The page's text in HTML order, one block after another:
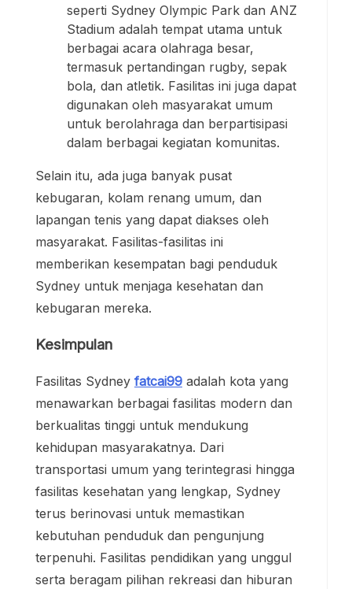
seperti Sydney Olympic Park dan ANZ
Stadium adalah tempat utama untuk
berbagai acara olahraga besar,
termasuk pertandingan rugby, sepak
bola, dan atletik. Fasilitas ini juga dapat
digunakan oleh masyarakat umum
untuk berolahraga dan berpartisipasi
dalam berbagai kegiatan komunitas.
Selain itu, ada juga banyak pusat
kebugaran, kolam renang umum, dan
lapangan tenis yang dapat diakses oleh
masyarakat. Fasilitas-fasilitas ini
memberikan kesempatan bagi penduduk
Sydney untuk menjaga kesehatan dan
kebugaran mereka.
Kesimpulan
Fasilitas Sydney fatcai99 adalah kota yang
menawarkan berbagai fasilitas modern dan
berkualitas tinggi untuk mendukung
kehidupan masyarakatnya. Dari
transportasi umum yang terintegrasi hingga
fasilitas kesehatan yang lengkap, Sydney
terus berinovasi untuk memastikan
kebutuhan penduduk dan pengunjung
terpenuhi. Fasilitas pendidikan yang unggul
serta beragam pilihan rekreasi dan hiburan